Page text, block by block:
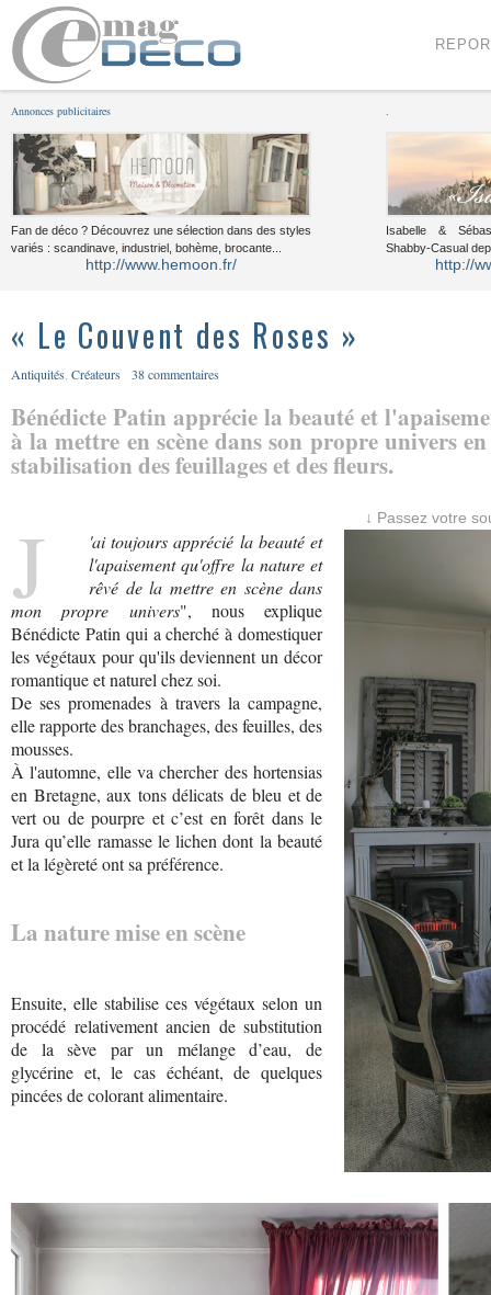
Annonces publicitaires
Fan de déco ? Découvrez une sélection dans des styles
variés : scandinave, industriel, bohème, brocante...
http://www.hemoon.fr/
Isabelle &
Shabby-Casual
http://
« Le Couvent des Roses »
Antiquités Créateurs 38 commentaires
Bénédicte Patin apprécie la beauté et
à la mettre en scène dans son propre univers
stabilisation des feuillages et des fleurs.
↓ Passez votre
J
'ai toujours apprécié la beauté et
l'apaisement qu'offre la nature et
rêvé de la mettre en scène dans
mon propre univers", nous explique
Bénédicte Patin qui a cherché à domestiquer
les végétaux pour qu'ils deviennent un décor
romantique et naturel chez soi.
De ses promenades à travers la campagne,
elle rapporte des branchages, des feuilles, des
mousses.
À l'automne, elle va chercher des hortensias
en Bretagne, aux tons délicats de bleu et de
vert ou de pourpre et c’est en forêt dans le
Jura qu’elle ramasse le lichen dont la beauté
et la légèreté ont sa préférence.
La nature mise en scène
Ensuite, elle stabilise ces végétaux selon un
procédé relativement ancien de substitution
de la sève par un mélange d’eau, de
glycérine et, le cas échéant, de quelques
pincées de colorant alimentaire.